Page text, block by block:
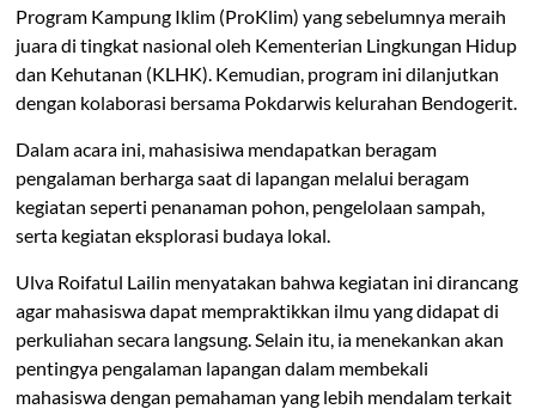
Program Kampung Iklim (ProKlim) yang sebelumnya meraih
juara di tingkat nasional oleh Kementerian Lingkungan Hidup
dan Kehutanan (KLHK). Kemudian, program ini dilanjutkan
dengan kolaborasi bersama Pokdarwis kelurahan Bendogerit.
Dalam acara ini, mahasisiwa mendapatkan beragam
pengalaman berharga saat di lapangan melalui beragam
kegiatan seperti penanaman pohon, pengelolaan sampah,
serta kegiatan eksplorasi budaya lokal.
Ulva Roifatul Lailin menyatakan bahwa kegiatan ini dirancang
agar mahasiswa dapat mempraktikkan ilmu yang didapat di
perkuliahan secara langsung. Selain itu, ia menekankan akan
pentingya pengalaman lapangan dalam membekali
mahasiswa dengan pemahaman yang lebih mendalam terkait